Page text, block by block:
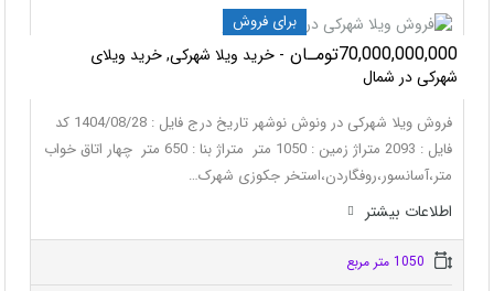
برای فروش
70,000,000,000تومـان
- خرید ویلا شهرکی, خرید ویلای
شهرکی در شمال
فروش ویلا شهرکی در ونوش نوشهر تاریخ درج فایل : 1404/08/28 کد
فایل : 2093 متراژ زمین : 1050 متر متراژ بنا : 650 متر چهار اتاق خواب
متر،آسانسور،روفگاردن،استخر جکوزی شهرک…
اطلاعات بيشتر